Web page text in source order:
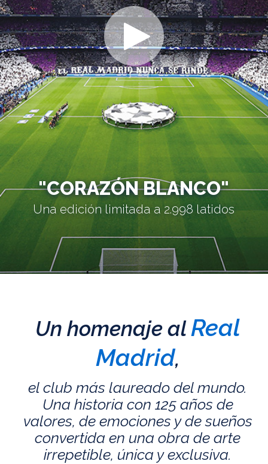
"CORAZÓN BLANCO"
Una edición limitada a 2.998 latidos
Un homenaje alReal
Madrid,
el club más laureado del mundo.
Una historia con 125 años de
valores, de emociones y de sueños
convertida en una obra de arte
irrepetible, única y exclusiva.